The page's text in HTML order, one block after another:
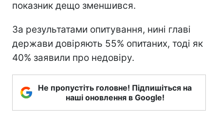
показник дещо зменшився.
За результатами опитування, нині главі
держави довіряють 55% опитаних, тоді як
40% заявили про недовіру.
Не пропустіть головне! Підпишіться на
наші оновлення в Google!